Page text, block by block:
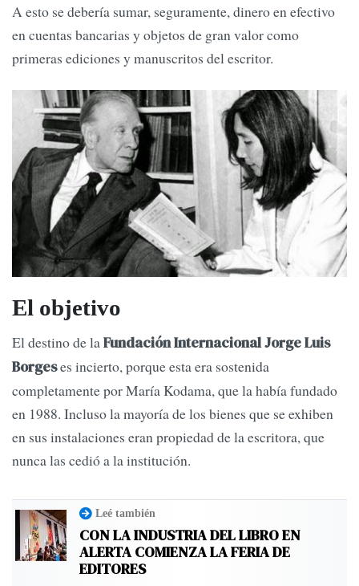
A esto se debería sumar, seguramente, dinero en efectivo
en cuentas bancarias y objetos de gran valor como
primeras ediciones y manuscritos del escritor.
El objetivo
El destino de laFundación Internacional Jorge Luis
Borgeses incierto, porque esta era sostenida
completamente por María Kodama, que la había fundado
en 1988. Incluso la mayoría de los bienes que se exhiben
en sus instalaciones eran propiedad de la escritora, que
nunca las cedió a la institución.
Leé también
CON LA INDUSTRIA DEL LIBRO EN
ALERTA COMIENZA LA FERIA DE
EDITORES